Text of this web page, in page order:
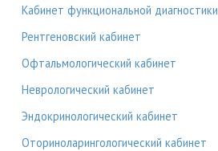
Кабинет функциональной диагностики
Рентгеновский кабинет
Офтальмологический кабинет
Неврологический кабинет
Эндокринологический кабинет
Оториноларингологический кабинет